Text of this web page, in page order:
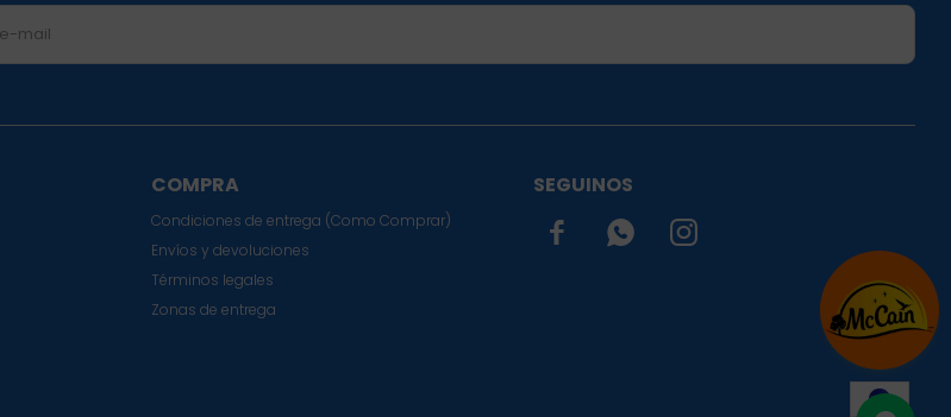
COMPRA
Condiciones de entrega (Como Comprar)
Envíos y devoluciones
Términos legales
Zonas de entrega
SEGUINOS

 